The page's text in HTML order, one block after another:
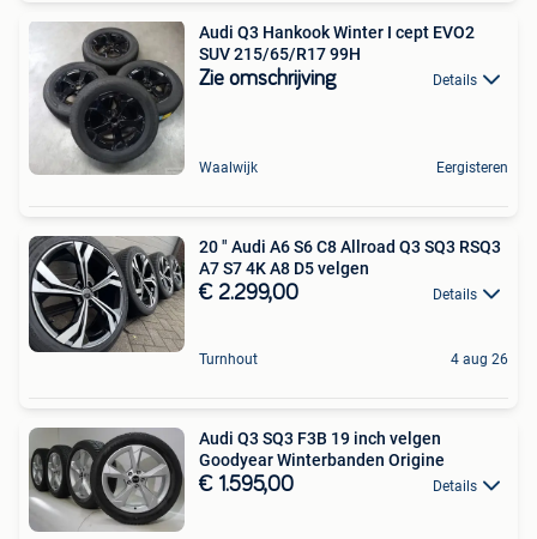
Audi Q3 Hankook Winter I cept EVO2
SUV 215/65/R17 99H
Zie omschrijving Details
Waalwijk Eergisteren
20 " Audi A6 S6 C8 Allroad Q3 SQ3 RSQ3
A7 S7 4K A8 D5 velgen
€ 2.299,00 Details
Turnhout 4 aug 26
Audi Q3 SQ3 F3B 19 inch velgen
Goodyear Winterbanden Origine
€ 1.595,00 Details